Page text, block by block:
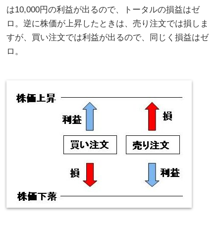
は10,000円の利益が出るので、トータルの損益はゼ
ロ。逆に株価が上昇したときは、売り注文では損しま
すが、買い注文では利益が出るので、同じく損益はゼ
ロ。